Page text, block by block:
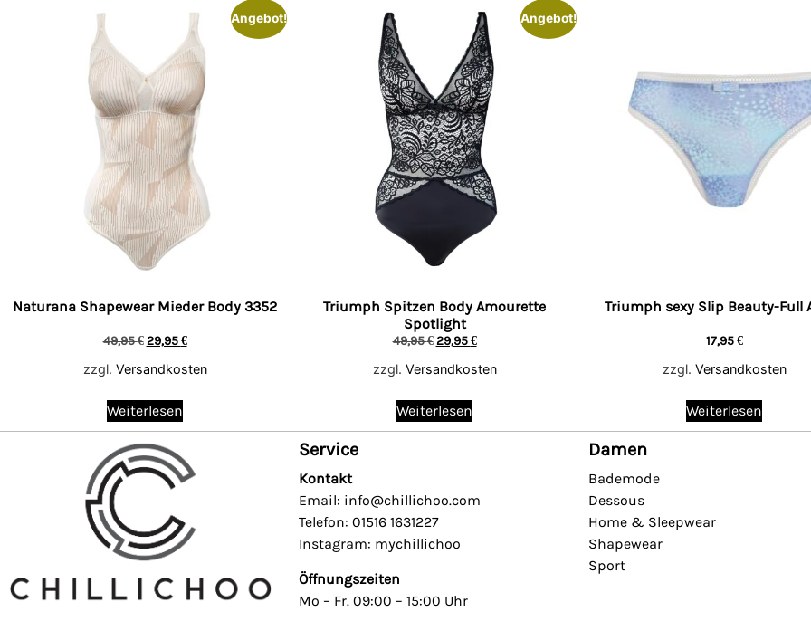
Angebot!
Naturana Shapewear Mieder Body 3352
49,95€ 29,95€
zzgl. Versandkosten
Weiterlesen
Angebot!
Triumph Spitzen Body Amourette
Spotlight
49,95€ 29,95€
zzgl. Versandkosten
Weiterlesen
Triumph sexy Slip Beauty-Full
17,95€
zzgl. Versandkosten
Weiterlesen
Service
Kontakt
Email: info@chillichoo.com
Telefon: 01516 1631227
Instagram: mychillichoo
Öffnungszeiten
Mo – Fr. 09:00 – 15:00 Uhr
Damen
Bademode
Dessous
Home & Sleepwear
Shapewear
Sport